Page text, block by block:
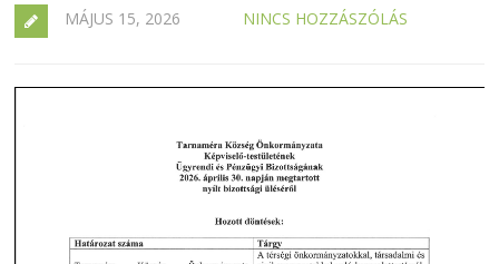
MÁJUS 15, 2026 NINCS HOZZÁSZÓLÁS